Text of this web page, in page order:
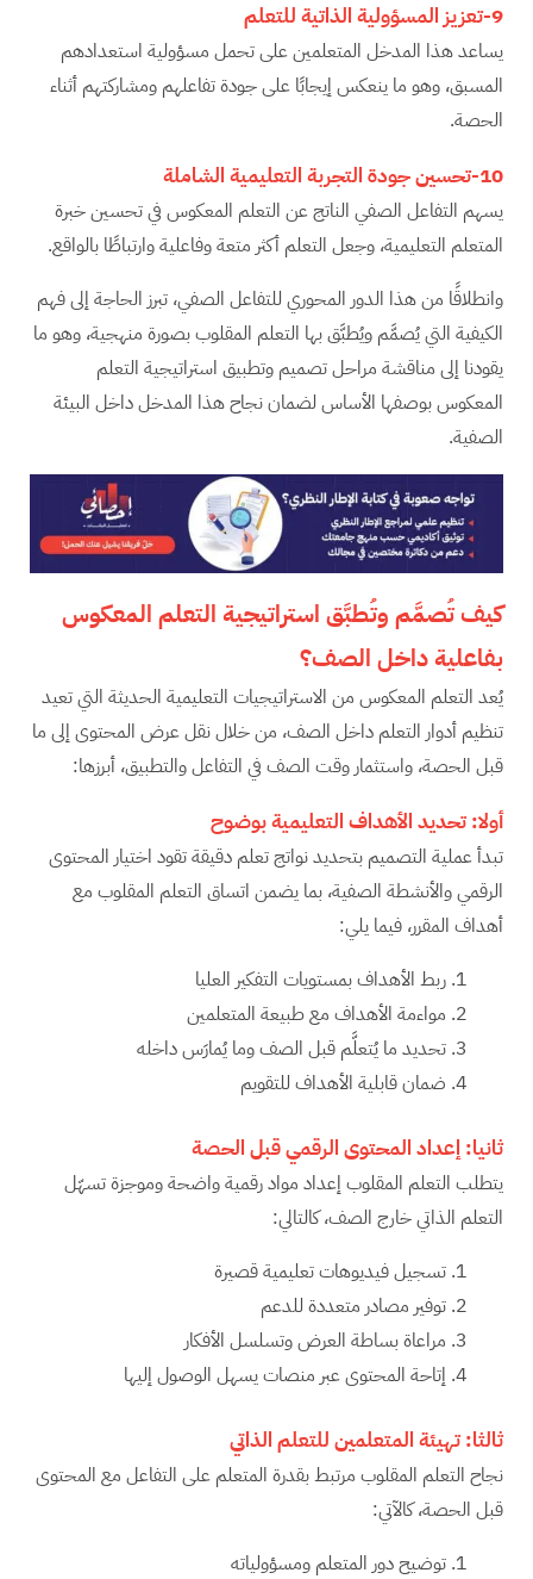
9-تعزيز المسؤولية الذاتية للتعلم
يساعد هذا المدخل المتعلمين على تحمل مسؤولية استعدادهم
المسبق، وهو ما ينعكس إيجابًا على جودة تفاعلهم ومشاركتهم أثناء
الحصة.
10-تحسين جودة التجربة التعليمية الشاملة
يسهم التفاعل الصفي الناتج عن التعلم المعكوس في تحسين خبرة
المتعلم التعليمية، وجعل التعلم أكثر متعة وفاعلية وارتباطًا بالواقع.
وانطلاقًا من هذا الدور المحوري للتفاعل الصفي، تبرز الحاجة إلى فهم
الكيفية التي يُصمَّم ويُطبَّق بها التعلم المقلوب بصورة منهجية، وهو ما
يقودنا إلى مناقشة مراحل تصميم وتطبيق استراتيجية التعلم
المعكوس بوصفها الأساس لضمان نجاح هذا المدخل داخل البيئة
الصفية.
كيف تُصمَّم وتُطبَّق استراتيجية التعلم المعكوس
بفاعلية داخل الصف؟
يُعد التعلم المعكوس من الاستراتيجيات التعليمية الحديثة التي تعيد
تنظيم أدوار التعلم داخل الصف، من خلال نقل عرض المحتوى إلى ما
قبل الحصة، واستثمار وقت الصف في التفاعل والتطبيق، أبرزها:
أولا:تحديد الأهداف التعليمية بوضوح
تبدأ عملية التصميم بتحديد نواتج تعلم دقيقة تقود اختيار المحتوى
الرقمي والأنشطة الصفية، بما يضمن اتساق التعلم المقلوب مع
أهداف المقرر، فيما يلي:
ربط الأهداف بمستويات التفكير العليا
مواءمة الأهداف مع طبيعة المتعلمين
تحديد ما يُتعلَّم قبل الصف وما يُمارَس داخله
ضمان قابلية الأهداف للتقويم
ثانيا: إعداد المحتوى الرقمي قبل الحصة
يتطلب التعلم المقلوب إعداد مواد رقمية واضحة وموجزة تسهّل
التعلم الذاتي خارج الصف، كالتالي:
تسجيل فيديوهات تعليمية قصيرة
توفير مصادر متعددة للدعم
مراعاة بساطة العرض وتسلسل الأفكار
إتاحة المحتوى عبر منصات يسهل الوصول إليها
ثالثا:تهيئة المتعلمين للتعلم الذاتي
نجاح التعلم المقلوب مرتبط بقدرة المتعلم على التفاعل مع المحتوى
قبل الحصة، كالآتي:
توضيح دور المتعلم ومسؤولياته